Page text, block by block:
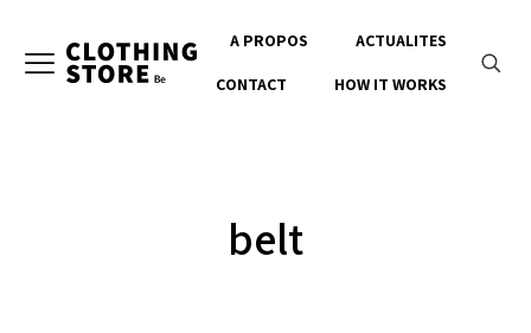
A PROPOS ACTUALITES
CONTACT HOW IT WORKS
belt